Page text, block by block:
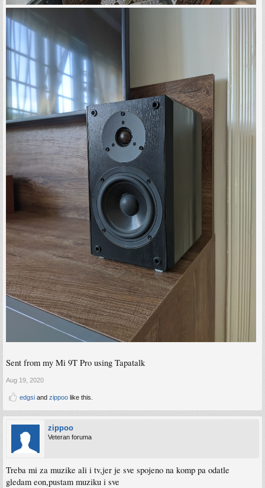
Sent from my Mi 9T Pro using Tapatalk
Aug 19, 2020
edgsi and zippoo like this.
zippoo
Veteran foruma
Treba mi za muzike ali i tv,jer je sve spojeno na komp pa odatle
gledam eon,pustam muziku i sve